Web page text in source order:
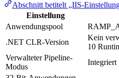
Abschnitt betitelt „IIS-
Einstellung
Anwendungspool
.NET CLR-Version
Kein
10
Verwalteter Pipeline-
Modus
Integriert